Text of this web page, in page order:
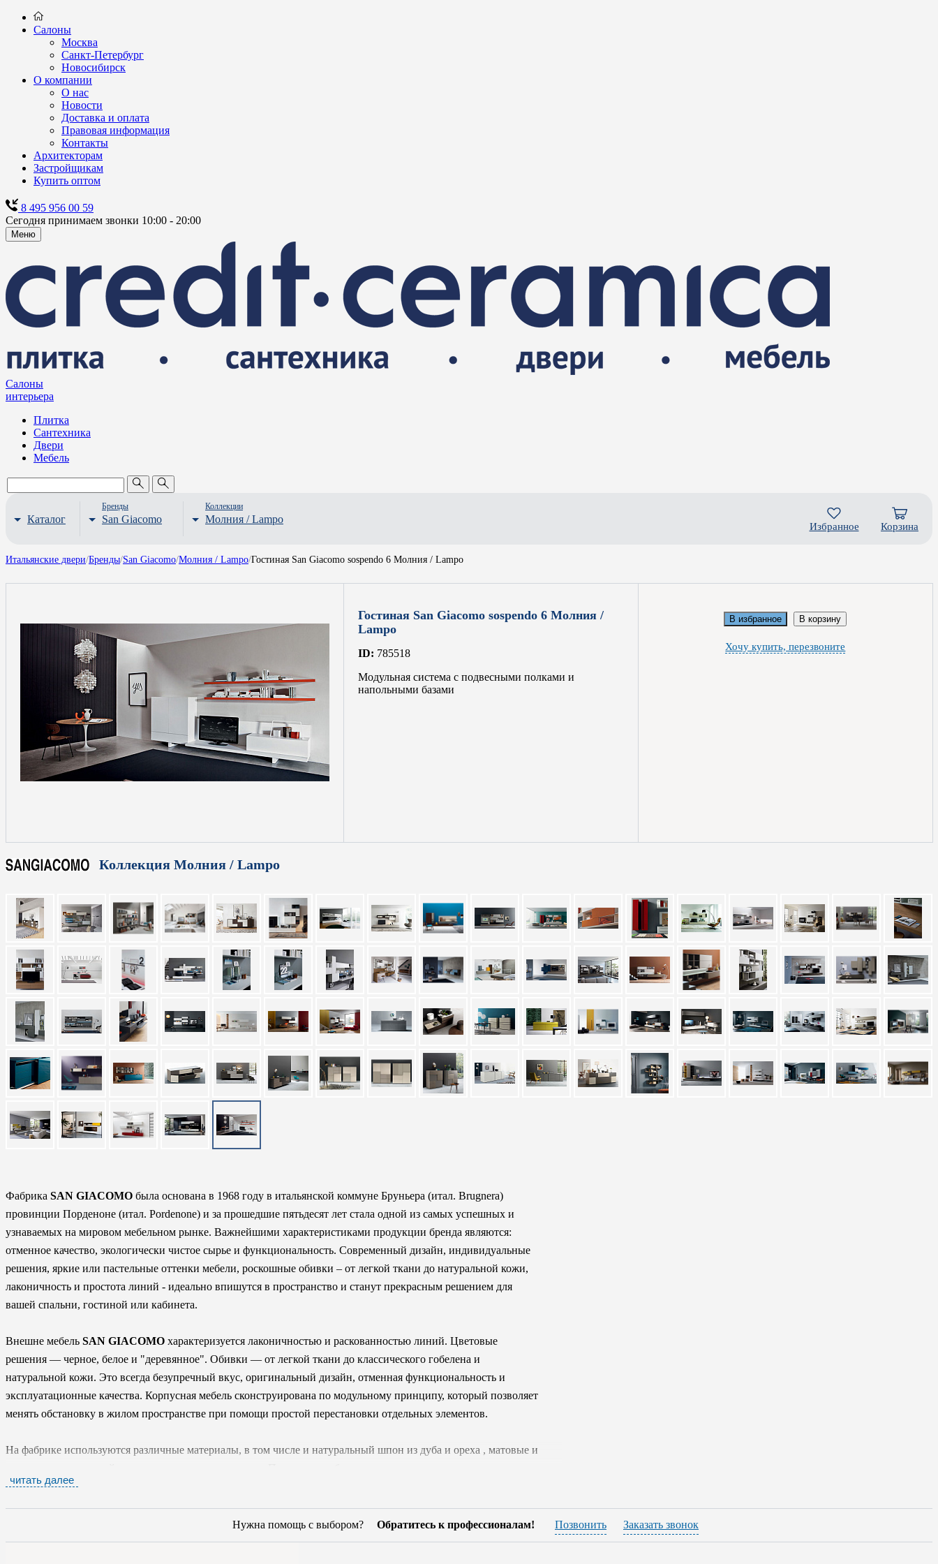
Салоны
Москва
Санкт-Петербург
Новосибирск
О компании
О нас
Новости
Доставка и оплата
Правовая информация
Контакты
Архитекторам
Застройщикам
Купить оптом
8 495 956 00 59
Сегодня принимаем звонки 10:00 - 20:00
Меню
Салоны
интерьера
Плитка
Сантехника
Двери
Мебель
Каталог
Бренды
San Giacomo
Коллекции
Молния / Lampo
Избранное Корзина
Итальянские двери/Бренды/San Giacomo/Молния / Lampo/Гостиная San Giacomo sospendo 6 Молния / Lampo
Гостиная San Giacomo sospendo 6 Молния /
Lampo
ID: 785518
Модульная система с подвесными полками и
напольными базами
В избранное В корзину
Хочу купить, перезвоните
Коллекция Молния / Lampo
Фабрика SAN GIACOMO была основана в 1968 году в итальянской коммуне Бруньера (итал. Brugnera)
провинции Порденоне (итал. Pordenone) и за прошедшие пятьдесят лет стала одной из самых успешных и
узнаваемых на мировом мебельном рынке. Важнейшими характеристиками продукции бренда являются:
отменное качество, экологически чистое сырье и функциональность. Современный дизайн, индивидуальные
решения, яркие или пастельные оттенки мебели, роскошные обивки – от легкой ткани до натуральной кожи,
лаконичность и простота линий - идеально впишутся в пространство и станут прекрасным решением для
вашей спальни, гостиной или кабинета.
Внешне мебель SAN GIACOMO характеризуется лаконичностью и раскованностью линий. Цветовые
решения — черное, белое и "деревянное". Обивки — от легкой ткани до классического гобелена и
натуральной кожи. Это всегда безупречный вкус, оригинальный дизайн, отменная функциональность и
эксплуатационные качества. Корпусная мебель сконструирована по модульному принципу, который позволяет
менять обстановку в жилом пространстве при помощи простой перестановки отдельных элементов.
На фабрике используются различные материалы, в том числе и натуральный шпон из дуба и ореха , матовые и
создает свои мебельные шедевры из сырья, которое не содержит формальдегид.
Для того, чтобы приобрести итальянскую мебель от фабрикиSAN GIACOMOвам достаточно обратиться к
специалистам наших салонов или оставить заявку на сайте. Мы проконсультируем вас и ответим на все
читать далее
Нужна помощь с выбором? Обратитесь к профессионалам! Позвонить Заказать звонок